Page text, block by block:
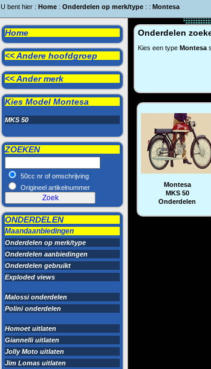
U bent hier : Home : Onderdelen op merk/type : : Montesa
Home
<< Andere hoofdgroep
<< Ander merk
Kies Model Montesa
MKS 50
ZOEKEN
50cc nr of omschrijving
Origineel artikelnummer
ONDERDELEN
Maandaanbiedingen
Onderdelen op merk/type
Onderdelen aanbiedingen
Onderdelen gebruikt
Exploded views
Malossi onderdelen
Polini onderdelen
Homoet uitlaten
Giannelli uitlaten
Jolly Moto uitlaten
Jim Lomas uitlaten
Onderdelen
Kies een type Montesa
Montesa
MKS 50
Onderdelen